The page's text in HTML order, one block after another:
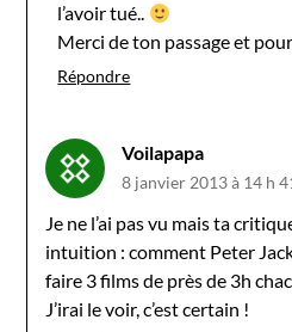
l’avoir tué..
Merci de ton passage et
Répondre
Voilapapa
8 janvier 2013 à 14 h
Je ne l’ai pas vu mais ta
intuition : comment Peter
faire 3 films de près de 3h
J’irai le voir, c’est certain !